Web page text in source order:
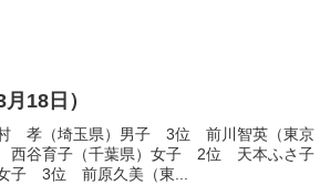
18日）
孝（埼玉県）男子 3位 前川智英（東京
谷育子（千葉県）女子 2位 天本ふさ子
子 3位 前原久美（東...